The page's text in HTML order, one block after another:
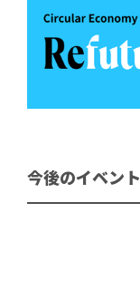
今後のイベント